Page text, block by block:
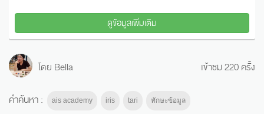
ดูข้อมูลเพิ่มเติม
โดย Bella เข้าชม 220 ครั้ง
คำค้นหา : ais academy iris tari ทักษะข้อมูล